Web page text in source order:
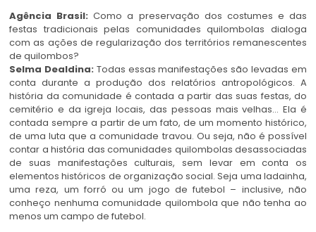
Agência Brasil:Como a preservação dos costumes e das
festas tradicionais pelas comunidades quilombolas dialoga
com as ações de regularização dos territórios remanescentes
de quilombos?
Selma Dealdina: Todas essas manifestações são levadas em
conta durante a produção dos relatórios antropológicos. A
história da comunidade é contada a partir das suas festas, do
cemitério e da igreja locais, das pessoas mais velhas… Ela é
contada sempre a partir de um fato, de um momento histórico,
de uma luta que a comunidade travou. Ou seja, não é possível
contar a história das comunidades quilombolas desassociadas
de suas manifestações culturais, sem levar em conta os
elementos históricos de organização social. Seja uma ladainha,
uma reza, um forró ou um jogo de futebol – inclusive, não
conheço nenhuma comunidade quilombola que não tenha ao
menos um campo de futebol.